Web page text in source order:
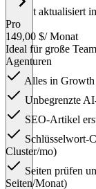
Zuletzt aktualisiert
Pro
149,00 $/ Monat
Ideal für große
Agenturen
Alles in
Unbegrenzte
SEO-Artikel
Schlüsselwort-
Cluster/mo)
Seiten prüfen
Seiten/Monat)